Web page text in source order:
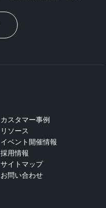
カスタマー事例
リソース
イベント開催情報
採用情報
サイトマップ
お問い合わせ